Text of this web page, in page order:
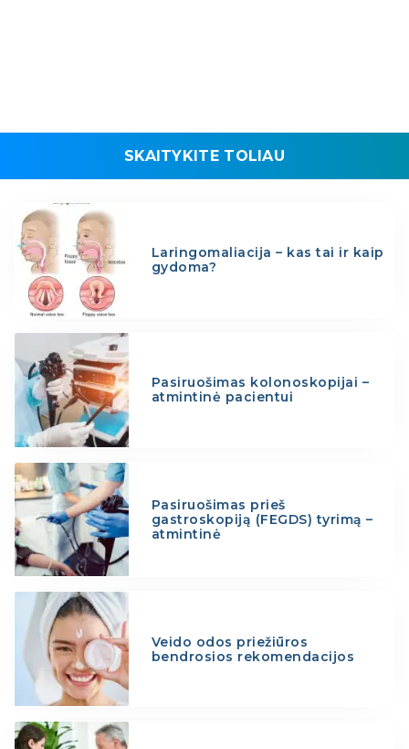
SKAITYKITE TOLIAU
Laringomaliacija – kas tai ir kaip
gydoma?
Pasiruošimas kolonoskopijai –
atmintinė pacientui
Pasiruošimas prieš
gastroskopiją (FEGDS) tyrimą –
atmintinė
Veido odos priežiūros
bendrosios rekomendacijos